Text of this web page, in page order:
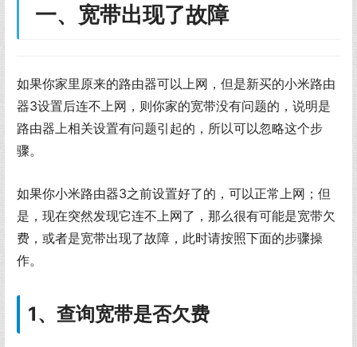
一、宽带出现了故障
如果你家里原来的路由器可以上网，但是新买的小米路由
器3设置后连不上网，则你家的宽带没有问题的，说明是
路由器上相关设置有问题引起的，所以可以忽略这个步
骤。
如果你小米路由器3之前设置好了的，可以正常上网；但
是，现在突然发现它连不上网了，那么很有可能是宽带欠
费，或者是宽带出现了故障，此时请按照下面的步骤操
作。
1、查询宽带是否欠费